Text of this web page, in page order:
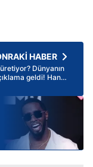
HABER
Dünyanın
geldi! Hangi